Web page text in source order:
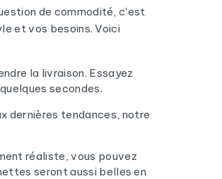
de commodité, c'est
et vos besoins. Voici
la livraison. Essayez
secondes.
dernières tendances, notre
réaliste, vous pouvez
seront aussi belles en